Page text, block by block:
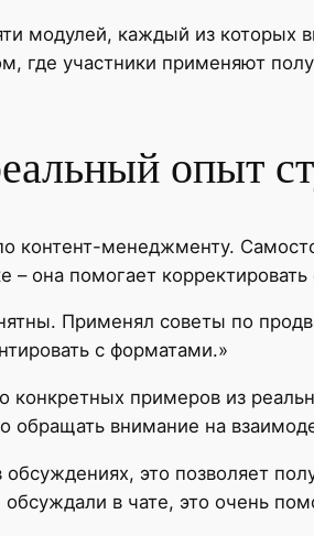
модулей, каждый из
где участники применяют
опыт
контент-менеджменту.
она помогает корректировать
Применял советы по
с форматами.»
примеров из
обращать внимание на
это позволяет
в чате, это очень